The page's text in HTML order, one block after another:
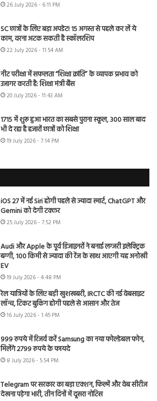
26 July 2026 - 6:11 PM
SC छात्रों के लिए बड़ा अपडेट! 15 अगस्त से पहले कर लें ये
काम, वरना अटक सकती है स्कॉलरशिप
22 July 2026 - 11:54 AM
नीट परीक्षा में सफलता “शिक्षा क्रांति” के व्यापक प्रभाव को
उजागर करती है: शिक्षा मंत्री बैंस
20 July 2026 - 11:43 AM
1715 में शुरू हुआ भारत का सबसे पुराना स्कूल, 300 साल बाद
भी दे रहा है हजारों छात्रों को शिक्षा
19 July 2026 - 7:14 PM
iOS 27 में नई Siri होगी पहले से ज्यादा स्मार्ट, ChatGPT और
Gemini को देगी टक्कर
25 July 2026 - 7:52 PM
Audi और Apple के पूर्व डिजाइनरों ने बनाई लग्जरी इलेक्ट्रिक
बग्गी, 100 किमी से ज्यादा की रेंज के साथ आएगी यह अनोखी
EV
19 July 2026 - 4:48 PM
रेल यात्रियों के लिए बड़ी खुशखबरी, IRCTC की नई वेबसाइट
लॉन्च, टिकट बुकिंग होगी पहले से आसान और तेज
16 July 2026 - 1:45 PM
999 रुपये में रिजर्व करें Samsung का नया फोल्डेबल फोन,
मिलेंगे 2799 रुपये के फायदे
8 July 2026 - 5:54 PM
Telegram पर सरकार का बड़ा एक्शन, फिल्में और वेब सीरीज
देखना पड़ेगा भारी, तीन दिनों में दूसरा नोटिस